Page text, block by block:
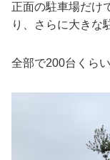
正面の駐車場だけ
り、さらに大きな
全部で200台くら